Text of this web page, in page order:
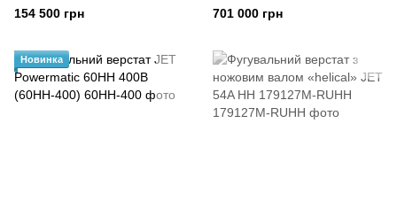
230)
154 500 грн
(PJ-1696HH)
701 000 грн
Новинка